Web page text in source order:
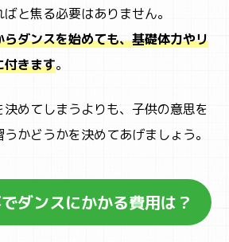
と焦る必要はありません。
ダンスを始めても、基礎体力やリ
付きます。
めてしまうよりも、子供の意思を
かどうかを決めてあげましょう。
ダンスにかかる費用は？